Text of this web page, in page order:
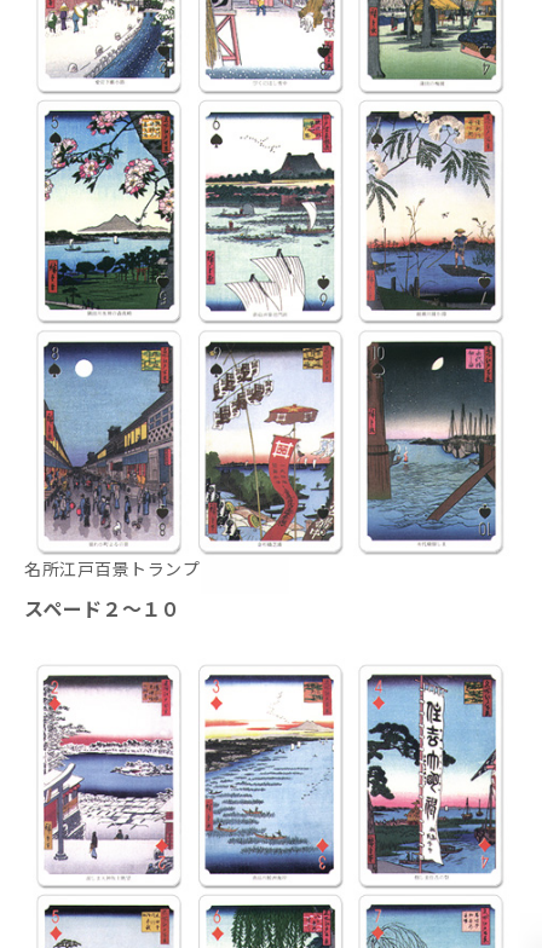
名所江戸百景トランプ
スペード２～１０